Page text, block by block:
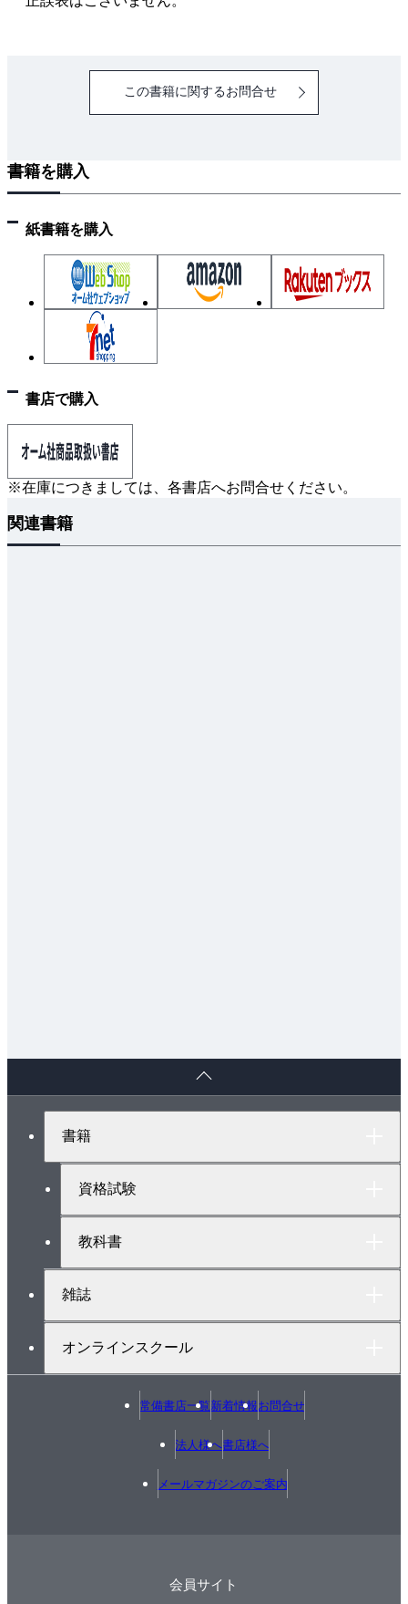
この書籍に関するお問合せ
書籍を購入
紙書籍を購入
書店で購入
※在庫につきましては、各書店へお問合せください。
関連書籍
書籍
資格試験
教科書
雑誌
オンラインスクール
常備書店一覧新着情報お問合せ
法人様へ書店様へ
メールマガジンのご案内
会員サイト